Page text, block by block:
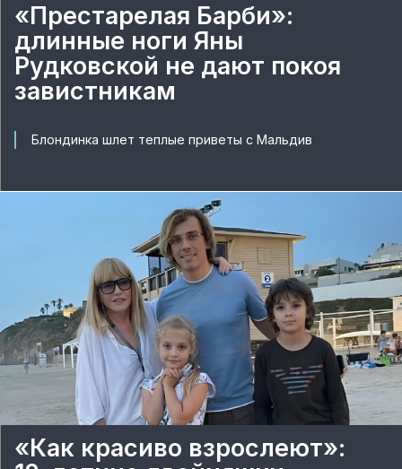
«Престарелая Барби»:
длинные ноги Яны
Рудковской не дают покоя
завистникам
Блондинка шлет теплые приветы с Мальдив
«Как красиво взрослеют»: